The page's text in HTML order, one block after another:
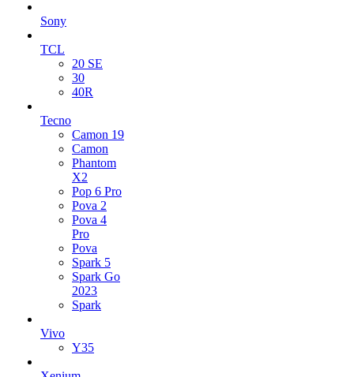
Sony
TCL
20 SE
30
40R
Tecno
Camon 19
Camon
Phantom
X2
Pop 6 Pro
Pova 2
Pova 4
Pro
Pova
Spark 5
Spark Go
2023
Spark
Vivo
Y35